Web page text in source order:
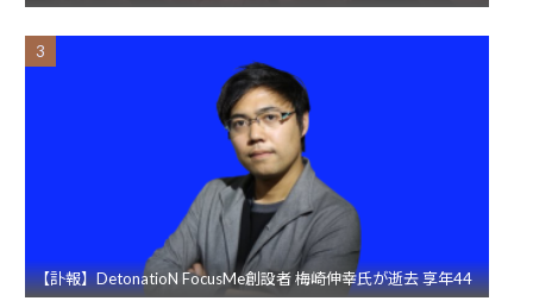
【訃報】DetonatioN FocusMe創設者 梅崎伸幸氏が逝去 享年44